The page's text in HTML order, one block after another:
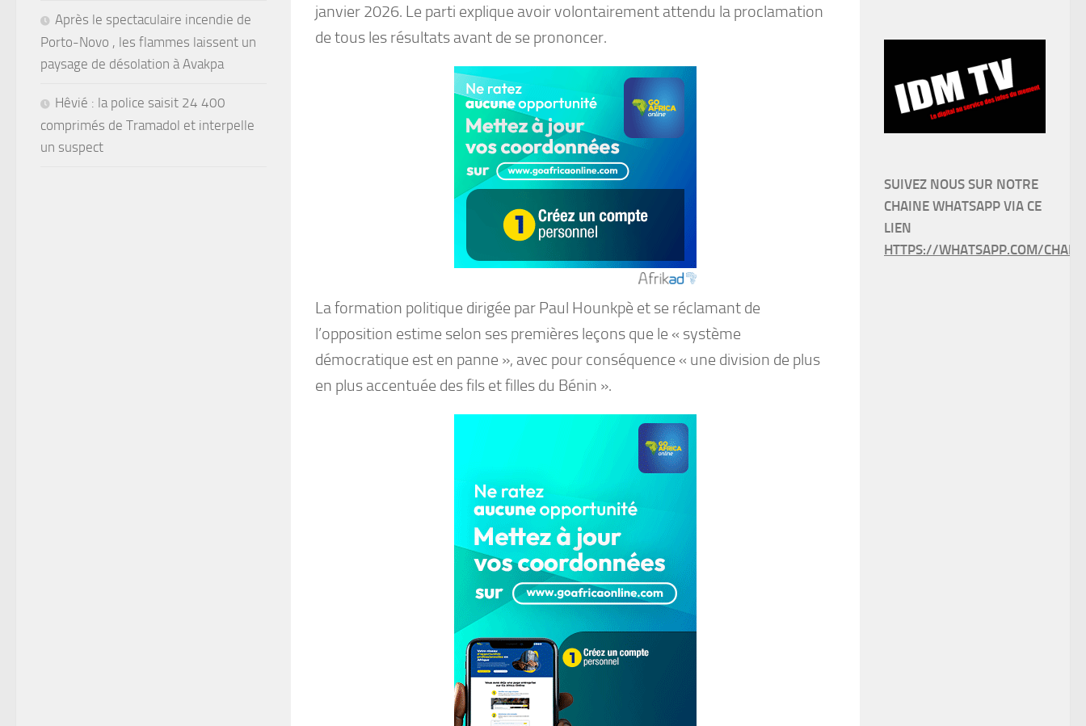
janvier 2026. Le parti explique avoir volontairement attendu la proclamation
de tous les résultats avant de se prononcer.
La formation politique dirigée par Paul Hounkpè et se réclamant de
l’opposition estime selon ses premières leçons que le « système
démocratique est en panne », avec pour conséquence « une division de plus
en plus accentuée des fils et filles du Bénin ».
Après le spectaculaire incendie de
Porto-Novo , les flammes laissent un
paysage de désolation à Avakpa
Hêvié : la police saisit 24 400
comprimés de Tramadol et interpelle
un suspect
SUIVEZ NOUS SUR NOTRE
CHAINE WHATSAPP VIA CE
LIEN
HTTPS://WHATSAPP.COM/